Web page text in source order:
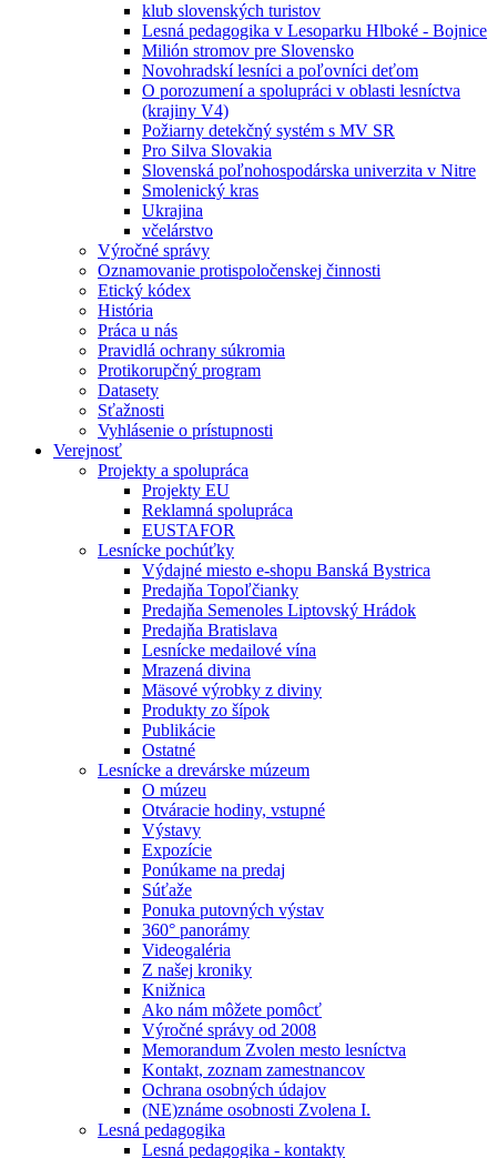
klub slovenských turistov
Lesná pedagogika v Lesoparku Hlboké - Bojnice
Milión stromov pre Slovensko
Novohradskí lesníci a poľovníci deťom
O porozumení a spolupráci v oblasti lesníctva
(krajiny V4)
Požiarny detekčný systém s MV SR
Pro Silva Slovakia
Slovenská poľnohospodárska univerzita v Nitre
Smolenický kras
Ukrajina
včelárstvo
Výročné správy
Oznamovanie protispoločenskej činnosti
Etický kódex
História
Práca u nás
Pravidlá ochrany súkromia
Protikorupčný program
Datasety
Sťažnosti
Vyhlásenie o prístupnosti
Verejnosť
Projekty a spolupráca
Projekty EU
Reklamná spolupráca
EUSTAFOR
Lesnícke pochúťky
Výdajné miesto e-shopu Banská Bystrica
Predajňa Topoľčianky
Predajňa Semenoles Liptovský Hrádok
Predajňa Bratislava
Lesnícke medailové vína
Mrazená divina
Mäsové výrobky z diviny
Produkty zo šípok
Publikácie
Ostatné
Lesnícke a drevárske múzeum
O múzeu
Otváracie hodiny, vstupné
Výstavy
Expozície
Ponúkame na predaj
Súťaže
Ponuka putovných výstav
360° panorámy
Videogaléria
Z našej kroniky
Knižnica
Ako nám môžete pomôcť
Výročné správy od 2008
Memorandum Zvolen mesto lesníctva
Kontakt, zoznam zamestnancov
Ochrana osobných údajov
(NE)známe osobnosti Zvolena I.
Lesná pedagogika
Lesná pedagogika - kontakty